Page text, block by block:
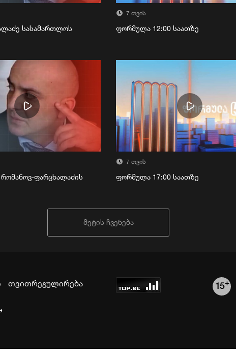
სასამართლოს
7 თვის
ფორმულა 12:00 საათზე
ფარცხალაძის
7 თვის
ფორმულა 17:00 საათზე
მეტის ჩვენება
თვითრეგულირება 15+